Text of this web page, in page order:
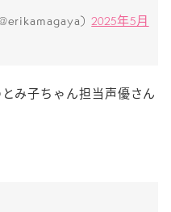
2025年5月
み子ちゃん担当声優さん